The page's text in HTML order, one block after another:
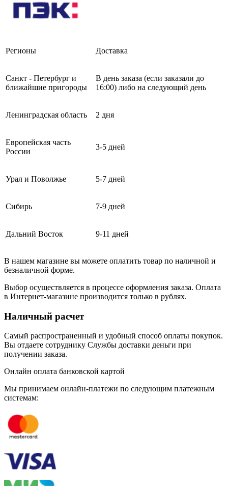
Регионы Доставка
Санкт - Петербург и
ближайшие пригороды
В день заказа (если заказали до
16:00) либо на следующий день
Ленинградская область 2 дня
Европейская часть
России
3-5 дней
Урал и Поволжье 5-7 дней
Сибирь 7-9 дней
Дальний Восток 9-11 дней
В нашем магазине вы можете оплатить товар по наличной и
безналичной форме.
Выбор осуществляется в процессе оформления заказа. Оплата
в Интернет-магазине производится только в рублях.
Наличный расчет
Самый распространенный и удобный способ оплаты покупок.
Вы отдаете сотруднику Службы доставки деньги при
получении заказа.
Онлайн оплата банковской картой
Мы принимаем онлайн-платежи по cледующим платежным
системам: